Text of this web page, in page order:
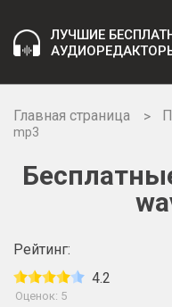
ЛУЧШИЕ
Главная страница
mp3
Рейтинг:
4.2
Оценок: 5